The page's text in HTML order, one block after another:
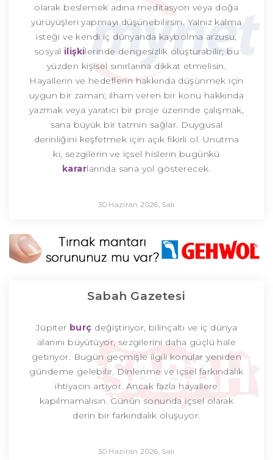
olarak beslemek adına meditasyon veya doğa
yürüyüşleri yapmayı düşünebilirsin. Yalnız kalma
isteği ve kendi iç dünyanda kaybolma arzusu,
sosyal ilişkilerinde dengesizlik oluşturabilir; bu
yüzden kişisel sınırlarına dikkat etmelisin.
Hayallerin ve hedeflerin hakkında düşünmek için
uygun bir zaman; ilham veren bir konu hakkında
yazmak veya yaratıcı bir proje üzerinde çalışmak,
sana büyük bir tatmin sağlar. Duygusal
derinliğini keşfetmek için açık fikirli ol. Unutma
ki, sezgilerin ve içsel hislerin bugünkü
kararlarında sana yol gösterecek.
30 Haziran 2026, Salı
Sabah Gazetesi
Jüpiter burç değiştiriyor, bilinçaltı ve iç dünya
alanını büyütüyor, sezgilerini daha güçlü hale
getiriyor. Bugün geçmişle ilgili konular yeniden
gündeme gelebilir. Dinlenme ve içsel farkındalık
ihtiyacın artıyor. Ancak fazla hayallere
kapılmamalısın. Günün sonunda içsel olarak
derin bir farkındalık oluşuyor.
30 Haziran 2026, Salı